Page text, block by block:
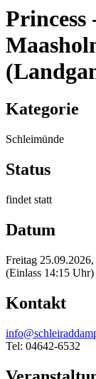
Kategorie
Schleimünde
Status
findet statt
Datum
Freitag
(Einlass 14:15 Uhr)
Kontakt
Tel: 04642-6532